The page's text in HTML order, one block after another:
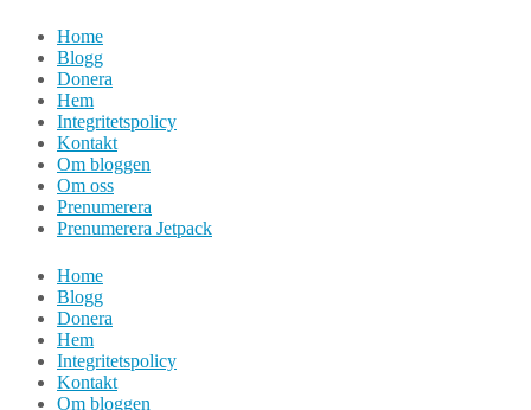
Hoppa
innehåll
Home
Blogg
Donera
Hem
Integritetspolicy
Kontakt
Om bloggen
Om oss
Prenumerera
Prenumerera Jetpack
Home
Blogg
Donera
Hem
Integritetspolicy
Kontakt
Om bloggen